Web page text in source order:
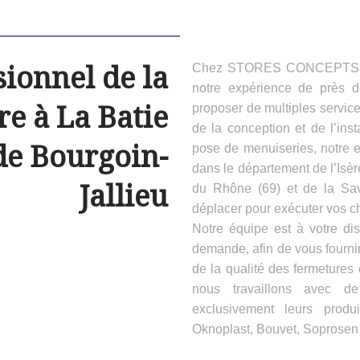
de la
à La Batie
Bourgoin-
Jallieu
Chez STORES
notre expérience de près
proposer de multiples
de la conception et de
pose de menuiseries, notre
dans le département de
du Rhône (69) et de la
déplacer pour exécuter vos
Notre équipe est à votre
demande, afin de vous
de la qualité des
nous travaillons avec
exclusivement leurs
Oknoplast, Bouvet,